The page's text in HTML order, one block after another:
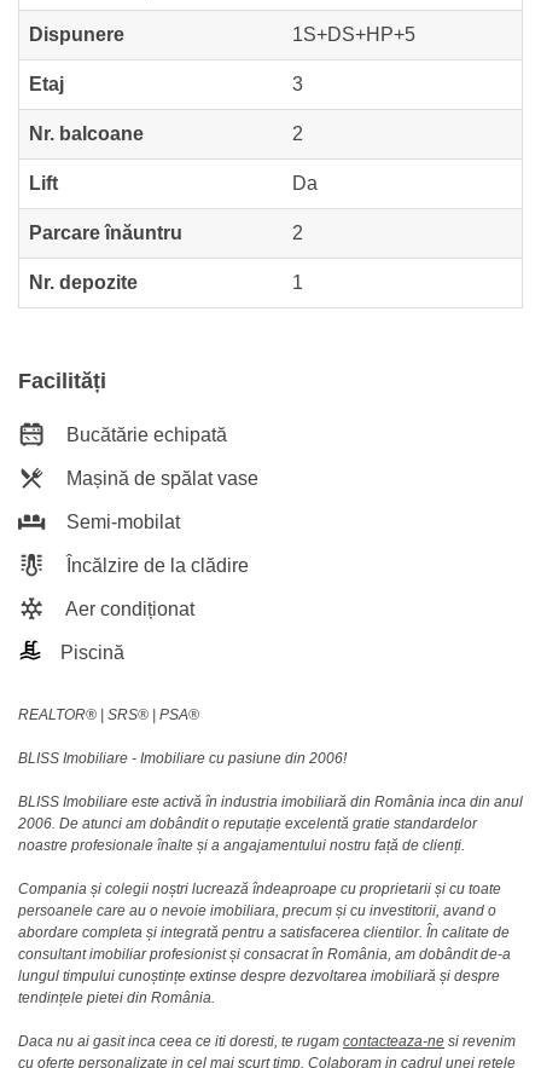
Dispunere 1S+DS+HP+5
Etaj 3
Nr. balcoane 2
Lift Da
Parcare înăuntru 2
Nr. depozite 1
Facilități
Bucătărie echipată
Mașină de spălat vase
Semi-mobilat
Încălzire de la clădire
Aer condiționat
Piscină
REALTOR®️ | SRS®️ | PSA®️
BLISS Imobiliare - Imobiliare cu pasiune din 2006!
BLISS Imobiliare este activă în industria imobiliară din România inca din anul
2006. De atunci am dobândit o reputație excelentă gratie standardelor
noastre profesionale înalte și a angajamentului nostru față de clienți.
Compania și colegii noștri lucrează îndeaproape cu proprietarii și cu toate
persoanele care au o nevoie imobiliara, precum și cu investitorii, avand o
abordare completa și integrată pentru a satisfacerea clientilor. În calitate de
consultant imobiliar profesionist și consacrat în România, am dobândit de-a
lungul timpului cunoștințe extinse despre dezvoltarea imobiliară și despre
tendințele pietei din România.
Daca nu ai gasit inca ceea ce iti doresti, te rugam contacteaza-ne si revenim
cu oferte personalizate in cel mai scurt timp. Colaboram in cadrul unei retele